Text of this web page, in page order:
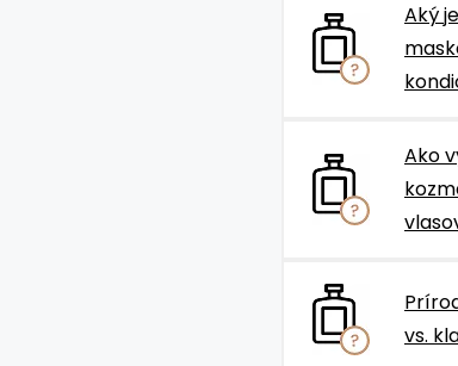
Aký
Ako
vs.